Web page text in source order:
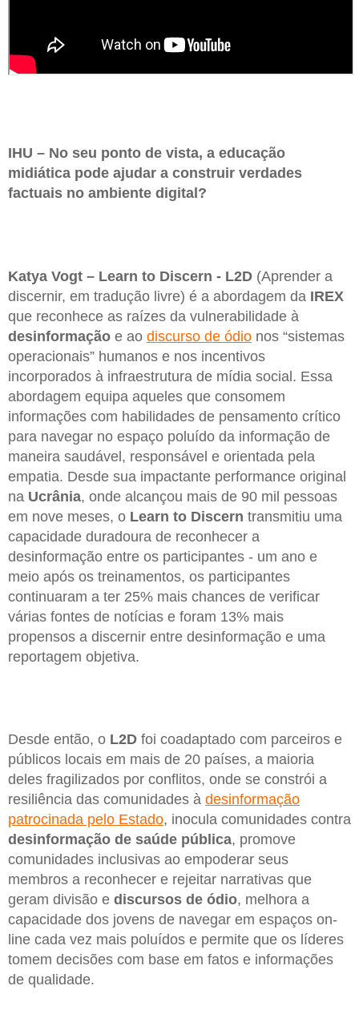
IHU – No seu ponto de vista, a educação
midiática pode ajudar a construir verdades
factuais no ambiente digital?
Katya Vogt – Learn to Discern - L2D (Aprender a
discernir, em tradução livre) é a abordagem da IREX
que reconhece as raízes da vulnerabilidade à
desinformação e ao discurso de ódio nos “sistemas
operacionais” humanos e nos incentivos
incorporados à infraestrutura de mídia social. Essa
abordagem equipa aqueles que consomem
informações com habilidades de pensamento crítico
para navegar no espaço poluído da informação de
maneira saudável, responsável e orientada pela
empatia. Desde sua impactante performance original
na Ucrânia, onde alcançou mais de 90 mil pessoas
em nove meses, o Learn to Discern transmitiu uma
capacidade duradoura de reconhecer a
desinformação entre os participantes - um ano e
meio após os treinamentos, os participantes
continuaram a ter 25% mais chances de verificar
várias fontes de notícias e foram 13% mais
propensos a discernir entre desinformação e uma
reportagem objetiva.
Desde então, o L2D foi coadaptado com parceiros e
públicos locais em mais de 20 países, a maioria
deles fragilizados por conflitos, onde se constrói a
resiliência das comunidades à desinformação
patrocinada pelo Estado, inocula comunidades contra
desinformação de saúde pública, promove
comunidades inclusivas ao empoderar seus
membros a reconhecer e rejeitar narrativas que
geram divisão e discursos de ódio, melhora a
capacidade dos jovens de navegar em espaços on-
line cada vez mais poluídos e permite que os líderes
tomem decisões com base em fatos e informações
de qualidade.